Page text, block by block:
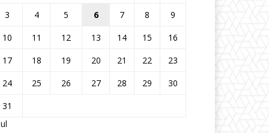
3
4 5 6 7 8
9
10
11 12 13 14 15
16
17
18 19 20 21 22
23
24
25 26 27 28 29
30
31